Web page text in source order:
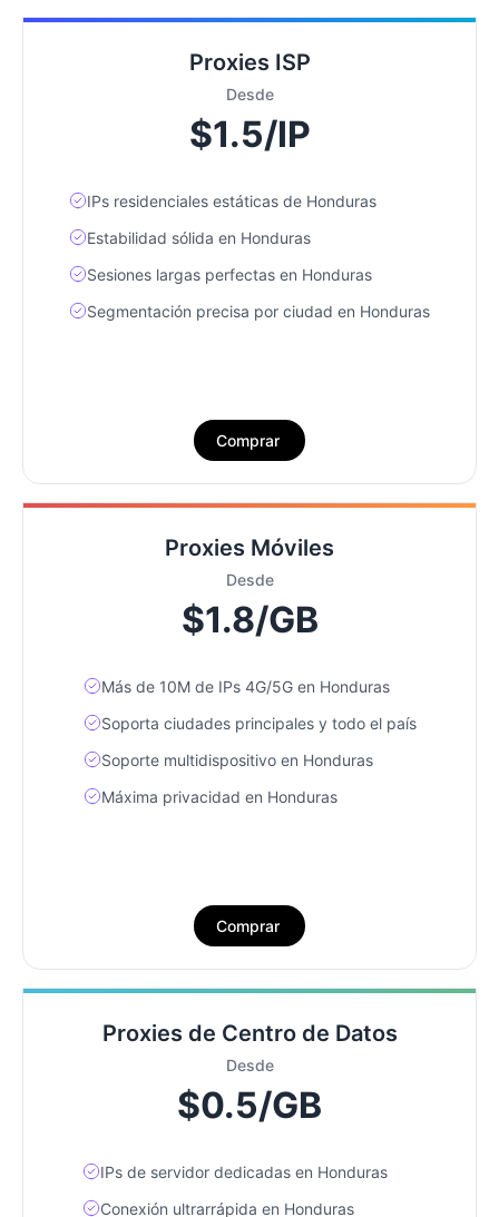
Proxies ISP
Desde
$1.5/IP
IPs residenciales estáticas de Honduras
Estabilidad sólida en Honduras
Sesiones largas perfectas en Honduras
Segmentación precisa por ciudad en Honduras
Comprar
Proxies Móviles
Desde
$1.8/GB
Más de 10M de IPs 4G/5G en Honduras
Soporta ciudades principales y todo el país
Soporte multidispositivo en Honduras
Máxima privacidad en Honduras
Comprar
Proxies de Centro de Datos
Desde
$0.5/GB
IPs de servidor dedicadas en Honduras
Conexión ultrarrápida en Honduras